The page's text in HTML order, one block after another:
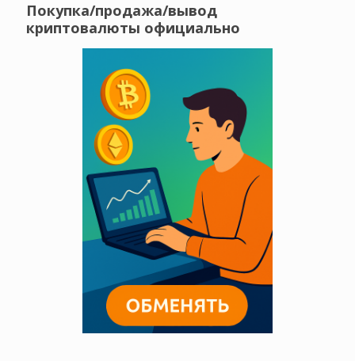
Покупка/продажа/вывод
криптовалюты официально